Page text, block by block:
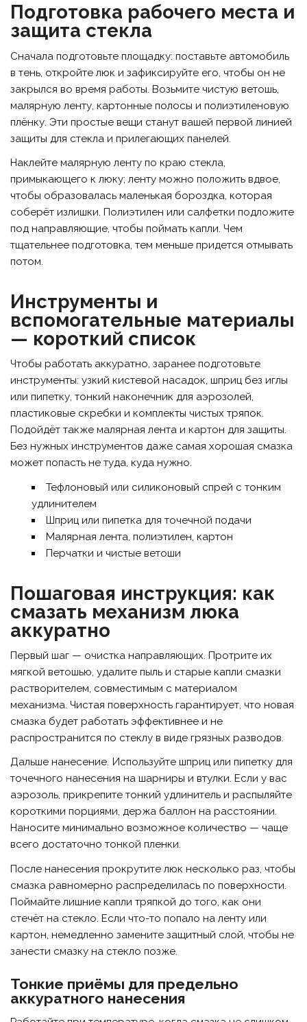
Подготовка рабочего места и
защита стекла
Сначала подготовьте площадку: поставьте автомобиль
в тень, откройте люк и зафиксируйте его, чтобы он не
закрылся во время работы. Возьмите чистую ветошь,
малярную ленту, картонные полосы и полиэтиленовую
плёнку. Эти простые вещи станут вашей первой линией
защиты для стекла и прилегающих панелей.
Наклейте малярную ленту по краю стекла,
примыкающего к люку; ленту можно положить вдвое,
чтобы образовалась маленькая бороздка, которая
соберёт излишки. Полиэтилен или салфетки подложите
под направляющие, чтобы поймать капли. Чем
тщательнее подготовка, тем меньше придется отмывать
потом.
Инструменты и
вспомогательные материалы
— короткий список
Чтобы работать аккуратно, заранее подготовьте
инструменты: узкий кистевой насадок, шприц без иглы
или пипетку, тонкий наконечник для аэрозолей,
пластиковые скребки и комплекты чистых тряпок.
Подойдёт также малярная лента и картон для защиты.
Без нужных инструментов даже самая хорошая смазка
может попасть не туда, куда нужно.
Тефлоновый или силиконовый спрей с тонким
удлинителем
Шприц или пипетка для точечной подачи
Малярная лента, полиэтилен, картон
Перчатки и чистые ветоши
Пошаговая инструкция: как
смазать механизм люка
аккуратно
Первый шаг — очистка направляющих. Протрите их
мягкой ветошью, удалите пыль и старые капли смазки
растворителем, совместимым с материалом
механизма. Чистая поверхность гарантирует, что новая
смазка будет работать эффективнее и не
распространится по стеклу в виде грязных разводов.
Дальше нанесение. Используйте шприц или пипетку для
точечного нанесения на шарниры и втулки. Если у вас
аэрозоль, прикрепите тонкий удлинитель и распыляйте
короткими порциями, держа баллон на расстоянии.
Наносите минимально возможное количество — чаще
всего достаточно тонкой пленки.
После нанесения прокрутите люк несколько раз, чтобы
смазка равномерно распределилась по поверхности.
Поймайте лишние капли тряпкой до того, как они
стечёт на стекло. Если что-то попало на ленту или
картон, немедленно замените защитный слой, чтобы не
занести смазку на стекло позже.
Тонкие приёмы для предельно
аккуратного нанесения